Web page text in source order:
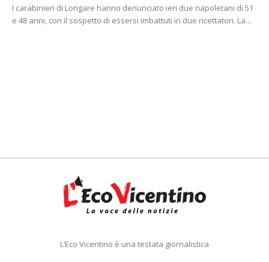
I carabinieri di Longare hanno denunciato ieri due napoletani di 51
e 48 anni, con il sospetto di essersi imbattuti in due ricettatori. La...
L’Eco Vicentino è una testata giornalistica